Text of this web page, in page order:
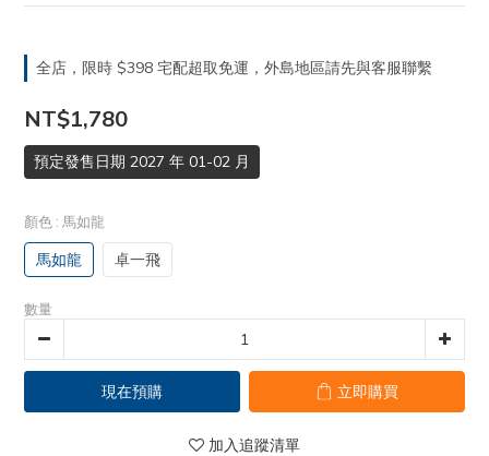
全店，限時 $398 宅配超取免運，外島地區請先與客服聯繫
NT$1,780
預定發售日期 2027 年 01-02 月
顏色 : 馬如龍
馬如龍 卓一飛
數量
現在預購 立即購買
加入追蹤清單